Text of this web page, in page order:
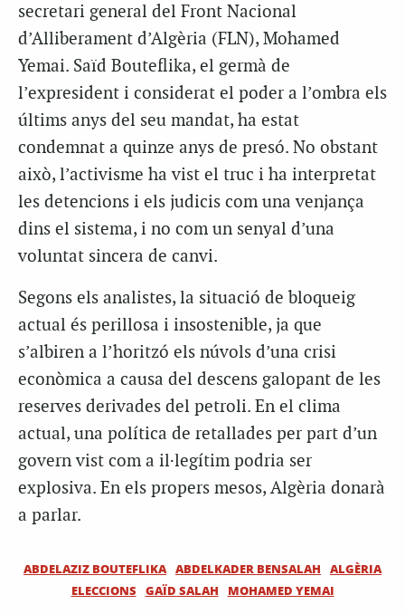
secretari general del Front Nacional
d’Alliberament d’Algèria (FLN), Mohamed
Yemai. Saïd Bouteflika, el germà de
l’expresident i considerat el poder a l’ombra els
últims anys del seu mandat, ha estat
condemnat a quinze anys de presó. No obstant
això, l’activisme ha vist el truc i ha interpretat
les detencions i els judicis com una venjança
dins el sistema, i no com un senyal d’una
voluntat sincera de canvi.
Segons els analistes, la situació de bloqueig
actual és perillosa i insostenible, ja que
s’albiren a l’horitzó els núvols d’una crisi
econòmica a causa del descens galopant de les
reserves derivades del petroli. En el clima
actual, una política de retallades per part d’un
govern vist com a il·legítim podria ser
explosiva. En els propers mesos, Algèria donarà
a parlar.
ABDELAZIZ BOUTEFLIKA ABDELKADER BENSALAH
ALGÈRIA
ELECCIONS
GAÏD SALAH MOHAMED YEMAI